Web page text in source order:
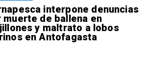
interpone denuncias
muerte de ballena en
y maltrato a lobos
en Antofagasta